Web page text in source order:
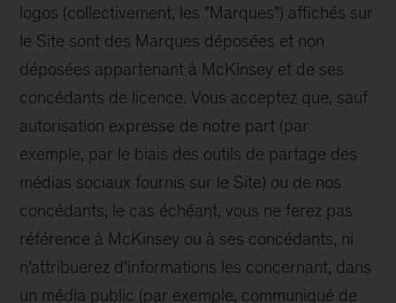
logos (collectivement, les "Marques") affichés sur
le Site sont des Marques déposées et non
déposées appartenant à McKinsey et de ses
concédants de licence. Vous acceptez que, sauf
autorisation expresse de notre part (par
exemple, par le biais des outils de partage des
médias sociaux fournis sur le Site) ou de nos
concédants, le cas échéant, vous ne ferez pas
référence à McKinsey ou à ses concédants, ni
n’attribuerez d'informations les concernant, dans
un média public (par exemple, communiqué de